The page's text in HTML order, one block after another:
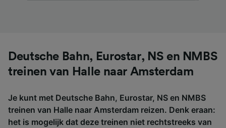
Deutsche Bahn, Eurostar, NS en NMBS
treinen van Halle naar Amsterdam
Je kunt met Deutsche Bahn, Eurostar, NS en NMBS
treinen van Halle naar Amsterdam reizen. Denk eraan:
het is mogelijk dat deze treinen niet rechtstreeks van